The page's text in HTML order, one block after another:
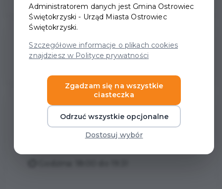
Wstęp Bezpłatny
Data wydarzenia
Administratorem danych jest Gmina Ostrowiec
Świętokrzyski - Urząd Miasta Ostrowiec
Świętokrzyski.
Szczegółowe informacje o plikach cookies
znajdziesz w Polityce prywatności
Zgadzam się na wszystkie
ciasteczka
Odrzuć wszystkie opcjonalne
Dostosuj wybór